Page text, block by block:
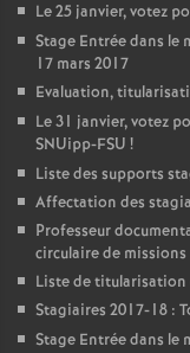
Le 25 janvier, votez
Stage Entrée dans
17 mars 2017
Evaluation,
Le 31 janvier, votez
SNUipp-FSU !
Liste des supports
Affectation des
Professeur
circulaire de
Liste de titularisation
Stagiaires 2017-18 :
Stage Entrée dans le